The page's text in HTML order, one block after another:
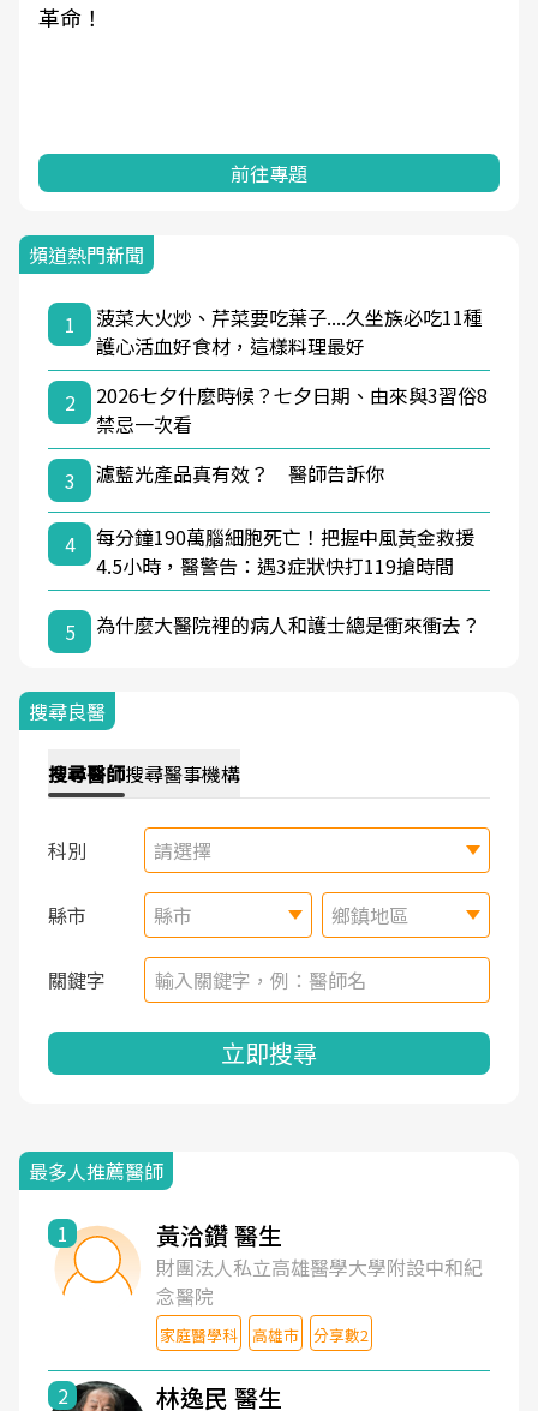
革命！
前往專題
頻道熱門新聞
1
菠菜大火炒、芹菜要吃葉子....久坐族必吃11種
護心活血好食材，這樣料理最好
2
2026七夕什麼時候？七夕日期、由來與3習俗8
禁忌一次看
3
濾藍光產品真有效？ 醫師告訴你
4
每分鐘190萬腦細胞死亡！把握中風黃金救援
4.5小時，醫警告：遇3症狀快打119搶時間
5 為什麼大醫院裡的病人和護士總是衝來衝去？
搜尋良醫
搜尋醫師搜尋醫事機構
科別 請選擇
縣市 縣市 鄉鎮地區
關鍵字
立即搜尋
最多人推薦醫師
1 黃洽鑽 醫生
財團法人私立高雄醫學大學附設中和紀
念醫院
家庭醫學科 高雄市 分享數2
2 林逸民 醫生